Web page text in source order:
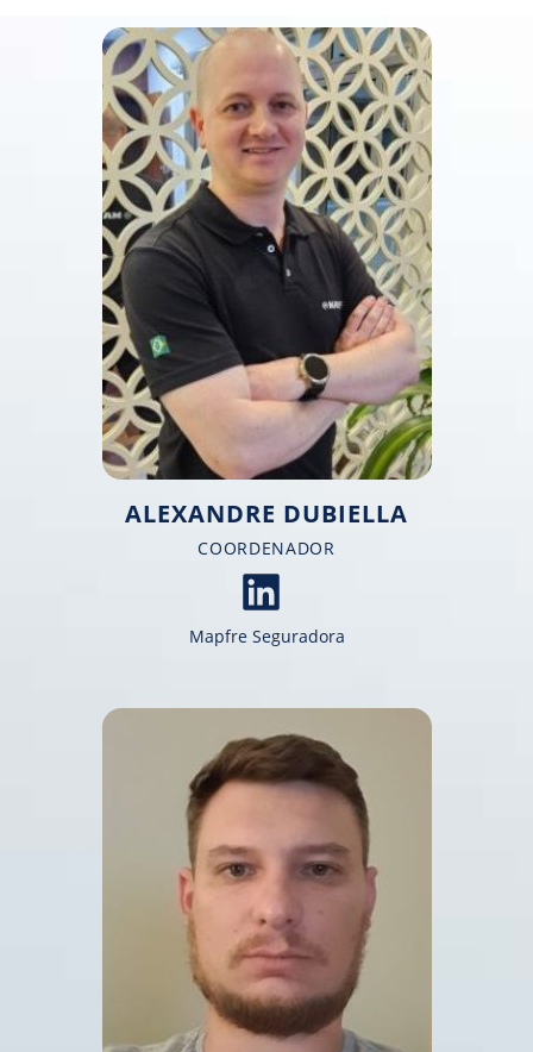
ALEXANDRE DUBIELLA​
COORDENADOR
Mapfre Seguradora